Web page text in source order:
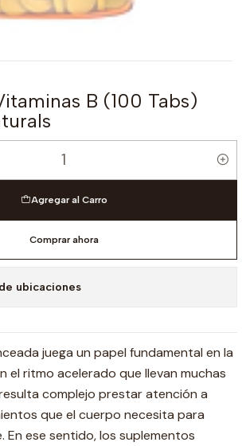
B (100 Tabs)
Agregar al Carro
Comprar ahora
ubicaciones
juega un papel fundamental en la
el ritmo acelerado que llevan muchas
complejo prestar atención a
que el cuerpo necesita para
En ese sentido, los suplementos